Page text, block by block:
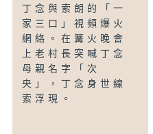
丁念與索朗的「一
家三口」視頻爆火
網絡。在篝火晚會
上老村長突喊丁念
母親名字「次
央」，丁念身世線
索浮現。